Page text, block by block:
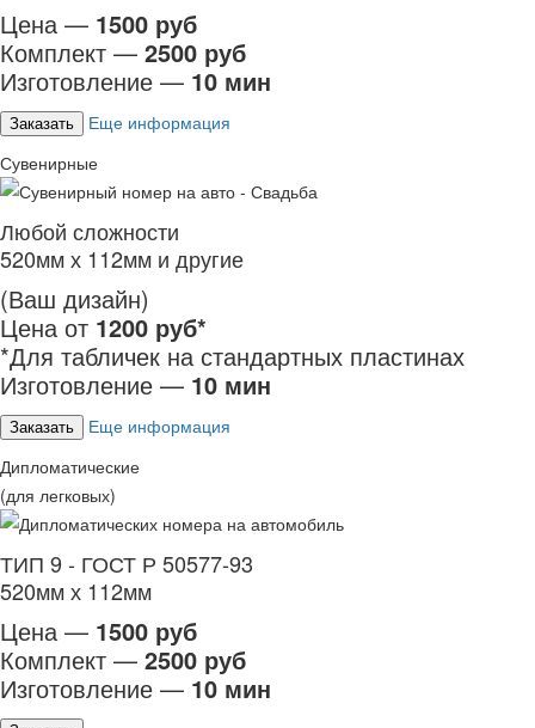
Цена — 1500 руб
Комплект — 2500 руб
Изготовление — 10 мин
Заказать
Еще информация
Сувенирные
Любой сложности
520мм х 112мм и другие
(Ваш дизайн)
Цена от 1200 руб*
*Для табличек на стандартных пластинах
Изготовление — 10 мин
Заказать
Еще информация
Дипломатические
(для легковых)
ТИП 9 - ГОСТ Р 50577-93
520мм х 112мм
Цена — 1500 руб
Комплект — 2500 руб
Изготовление — 10 мин